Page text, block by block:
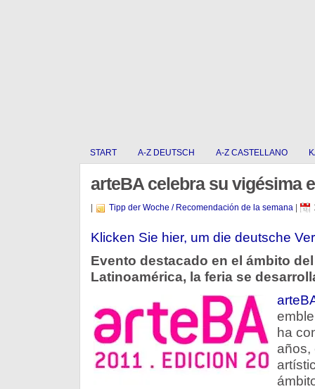
START A-Z DEUTSCH A-Z CASTELLANO
arteBA celebra su vigésima
Tipp der Woche / Recomendación de la semana|
Klicken Sie hier, um die deutsche
Evento destacado en el ámbito
Latinoamérica, la feria se
ha
años,